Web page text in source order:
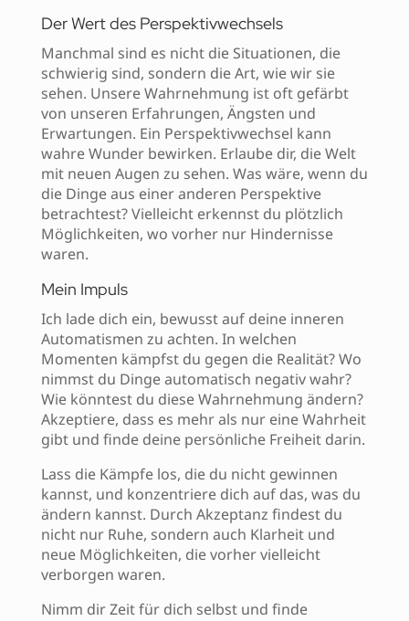
Der Wert des Perspektivwechsels
Manchmal sind es nicht die Situationen, die
schwierig sind, sondern die Art, wie wir sie
sehen. Unsere Wahrnehmung ist oft gefärbt
von unseren Erfahrungen, Ängsten und
Erwartungen. Ein Perspektivwechsel kann
wahre Wunder bewirken. Erlaube dir, die Welt
mit neuen Augen zu sehen. Was wäre, wenn du
die Dinge aus einer anderen Perspektive
betrachtest? Vielleicht erkennst du plötzlich
Möglichkeiten, wo vorher nur Hindernisse
waren.
Mein Impuls
Ich lade dich ein, bewusst auf deine inneren
Automatismen zu achten. In welchen
Momenten kämpfst du gegen die Realität? Wo
nimmst du Dinge automatisch negativ wahr?
Wie könntest du diese Wahrnehmung ändern?
Akzeptiere, dass es mehr als nur eine Wahrheit
gibt und finde deine persönliche Freiheit darin.
Lass die Kämpfe los, die du nicht gewinnen
kannst, und konzentriere dich auf das, was du
ändern kannst. Durch Akzeptanz findest du
nicht nur Ruhe, sondern auch Klarheit und
neue Möglichkeiten, die vorher vielleicht
verborgen waren.
Nimm dir Zeit für dich selbst und finde